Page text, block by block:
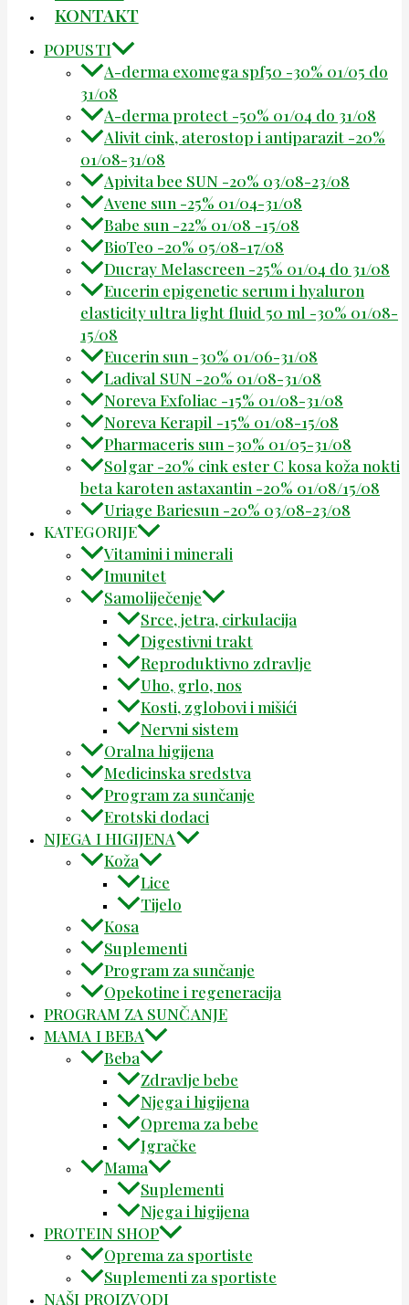
KONTAKT
POPUSTI
A-derma exomega spf50 -30% 01/05 do
31/08
A-derma protect -50% 01/04 do 31/08
Alivit cink, aterostop i antiparazit -20%
01/08-31/08
Apivita bee SUN -20% 03/08-23/08
Avene sun -25% 01/04-31/08
Babe sun -22% 01/08 -15/08
BioTeo -20% 05/08-17/08
Ducray Melascreen -25% 01/04 do 31/08
Eucerin epigenetic serum i hyaluron
elasticity ultra light fluid 50 ml -30% 01/08-
15/08
Eucerin sun -30% 01/06-31/08
Ladival SUN -20% 01/08-31/08
Noreva Exfoliac -15% 01/08-31/08
Noreva Kerapil -15% 01/08-15/08
Pharmaceris sun -30% 01/05-31/08
Solgar -20% cink ester C kosa koža nokti
beta karoten astaxantin -20% 01/08/15/08
Uriage Bariesun -20% 03/08-23/08
KATEGORIJE
Vitamini i minerali
Imunitet
Samoliječenje
Srce, jetra, cirkulacija
Digestivni trakt
Reproduktivno zdravlje
Uho, grlo, nos
Kosti, zglobovi i mišići
Nervni sistem
Oralna higijena
Medicinska sredstva
Program za sunčanje
Erotski dodaci
NJEGA I HIGIJENA
Koža
Lice
Tijelo
Kosa
Suplementi
Program za sunčanje
Opekotine i regeneracija
PROGRAM ZA SUNČANJE
MAMA I BEBA
Beba
Zdravlje bebe
Njega i higijena
Oprema za bebe
Igračke
Mama
Suplementi
Njega i higijena
PROTEIN SHOP
Oprema za sportiste
Suplementi za sportiste
NAŠI PROIZVODI